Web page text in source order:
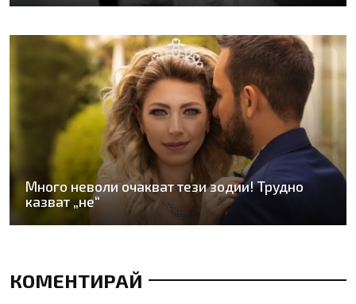
Много неволи очакват тези зодии! Трудно
казват „не“
КОМЕНТИРАЙ